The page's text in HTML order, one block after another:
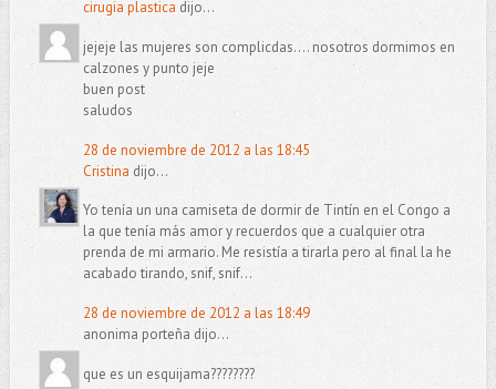
cirugia plastica dijo...
jejeje las mujeres son complicdas.... nosotros dormimos en
calzones y punto jeje
buen post
saludos
28 de noviembre de 2012 a las 18:45
Cristina dijo...
Yo tenía un una camiseta de dormir de Tintín en el Congo a
la que tenía más amor y recuerdos que a cualquier otra
prenda de mi armario. Me resistía a tirarla pero al final la he
acabado tirando, snif, snif...
28 de noviembre de 2012 a las 18:49
anonima porteña dijo...
que es un esquijama????????